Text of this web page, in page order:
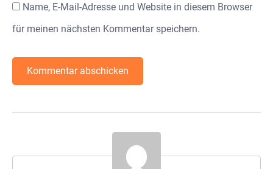
Name, E-Mail-Adresse und Website in diesem Browser
für meinen nächsten Kommentar speichern.